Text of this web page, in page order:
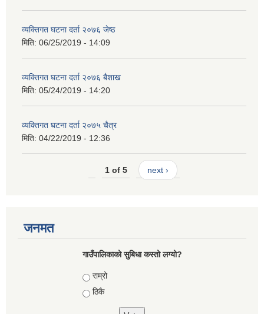
व्यक्तिगत घटना दर्ता २०७६ जेष्ठ
मिति: 06/25/2019 - 14:09
व्यक्तिगत घटना दर्ता २०७६ बैशाख
मिति: 05/24/2019 - 14:20
व्यक्तिगत घटना दर्ता २०७५ चैत्र
मिति: 04/22/2019 - 12:36
1 of 5 next ›
जनमत
गाउँपालिकाको सुबिधा कस्तो लग्यो?
Choices
राम्रो
ठिकै